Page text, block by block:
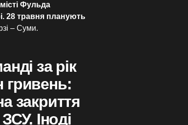
Фульда
28 травня планують
– Суми.
за рік
гривень:
закриття
Іноді